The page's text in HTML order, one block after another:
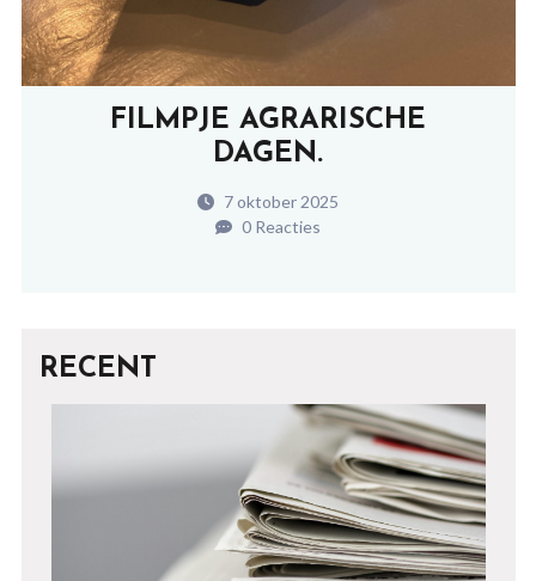
FILMPJE AGRARISCHE
DAGEN.
7 oktober 2025
0 Reacties
RECENT